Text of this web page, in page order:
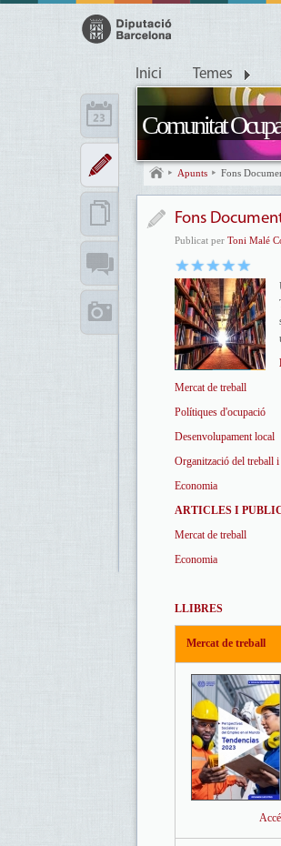
Inici Temes
Comunitat
Apunts Fons
Fons
Publicat per Toni Malé
Mercat de treball
Polítiques d'ocupació
Desenvolupament local
Organització del treball
Economia
ARTICLES I
Mercat de treball
Economia
LLIBRES
Mercat de treball